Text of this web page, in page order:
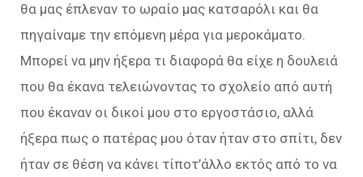
θα μας έπλεναν το ωραίο μας κατσαρόλι και θα
πηγαίναμε την επόμενη μέρα για μεροκάματο.
Μπορεί να μην ήξερα τι διαφορά θα είχε η δουλειά
που θα έκανα τελειώνοντας το σχολείο από αυτή
που έκαναν οι δικοί μου στο εργοστάσιο, αλλά
ήξερα πως ο πατέρας μου όταν ήταν στο σπίτι, δεν
ήταν σε θέση να κάνει τίποτ’άλλο εκτός από το να